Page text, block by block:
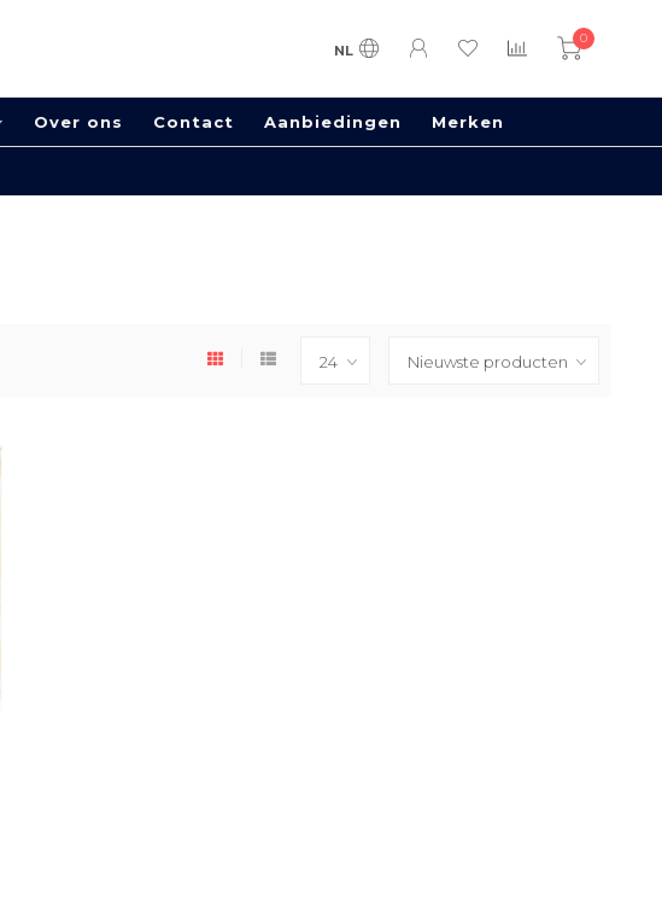
NL
0
Over ons Contact Aanbiedingen Merken